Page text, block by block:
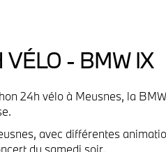
- BMW IX
24h vélo à Meusnes, la
avec différentes
du samedi soir.